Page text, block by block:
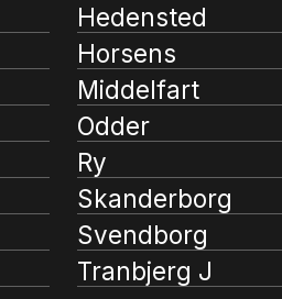
Hedensted
Horsens
Middelfart
Odder
Ry
Skanderborg
Svendborg
Tranbjerg J